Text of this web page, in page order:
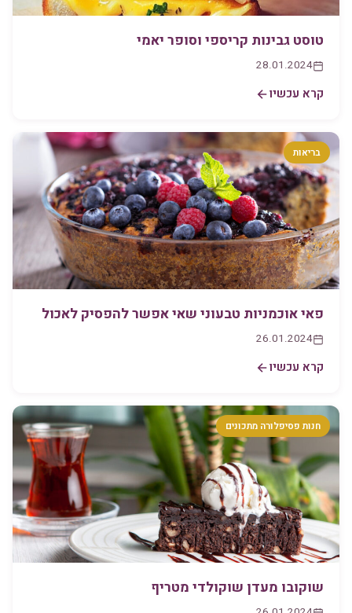
טוסט גבינות קריספי וסופר יאמי
28.01.2024
קרא עכשיו
בריאות
פאי אוכמניות טבעוני שאי אפשר להפסיק לאכול
26.01.2024
קרא עכשיו
חנות פסיפלורה מתכונים
שוקובו מעדן שוקולדי מטריף